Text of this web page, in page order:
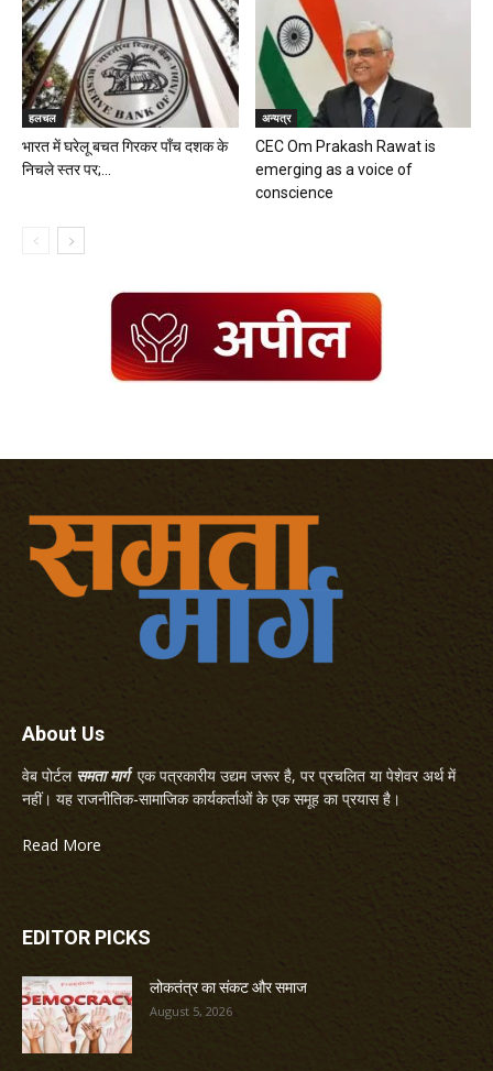
हलचल
भारत में घरेलू बचत गिरकर पॉंच दशक के
निचले स्तर पर;...
अन्यत्र
CEC Om Prakash Rawat is
emerging as a voice of
conscience
About Us
वेब पोर्टल समता मार्गएक पत्रकारीय उद्यम जरूर है, पर प्रचलित या पेशेवर अर्थ में
नहीं। यह राजनीतिक-सामाजिक कार्यकर्ताओं के एक समूह का प्रयास है।
Read More
EDITOR PICKS
लोकतंत्र का संकट और समाज
August 5, 2026